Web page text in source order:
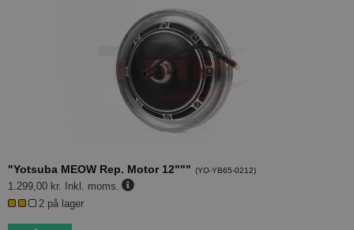
"Yotsuba MEOW Rep. Motor 12""" (YO-YB65-0212)
1.299,00 kr.
Inkl. moms.
2 på lager